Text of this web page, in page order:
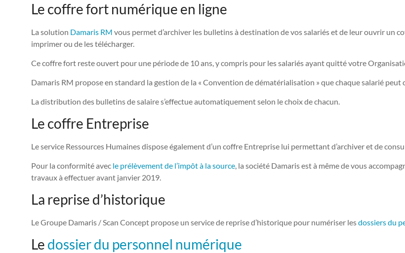
Le coffre fort numérique en ligne
La solution Damaris RM vous permet d’archiver les bulletins à destination de vos salariés et de leur ouvrir un
imprimer ou de les télécharger.
Ce coffre fort reste ouvert pour une période de 10 ans, y compris pour les salariés ayant quitté votre
Damaris RM propose en standard la gestion de la « Convention de dématérialisation » que chaque salarié peut
La distribution des bulletins de salaire s’effectue automatiquement selon le choix de chacun.
Le coffre Entreprise
Le service Ressources Humaines dispose également d’un coffre Entreprise lui permettant d’archiver et de
Pour la conformité avec le prélèvement de l’impôt à la source, la société Damaris est à même de vous
travaux à effectuer avant janvier 2019.
La reprise d’historique
Le Groupe Damaris / Scan Concept propose un service de reprise d’historique pour numériser lesdossiers du
Le dossier du personnel numérique